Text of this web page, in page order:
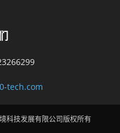
tech.com
科技发展有限公司版权所有